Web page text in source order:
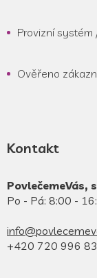
Provizní
Ověřeno
Kontakt
PovlečemeVás,
Po - Pá: 8:00 -
+420 720 996